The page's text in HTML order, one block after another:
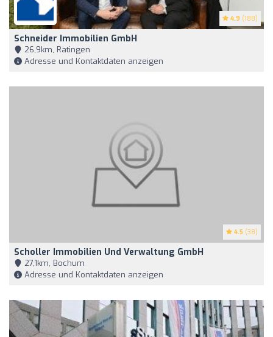
4.9 (188)
Schneider Immobilien GmbH
26,9km, Ratingen
Adresse und Kontaktdaten anzeigen
4.5 (38)
Scholler Immobilien Und Verwaltung GmbH
27,1km, Bochum
Adresse und Kontaktdaten anzeigen